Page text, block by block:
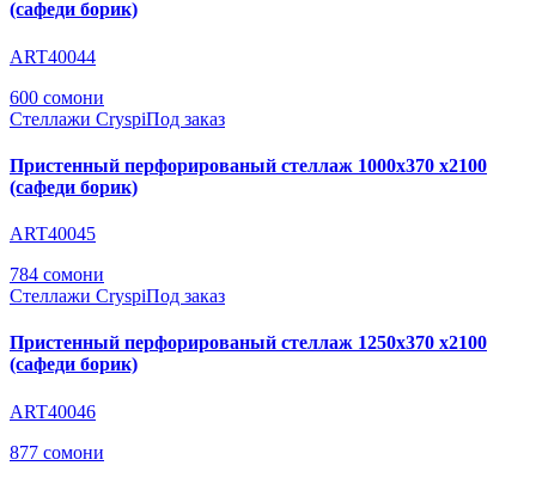
(сафеди борик)
ART40044
600 сомони
Стеллажи CryspiПод заказ
Пристенный перфорированый стеллаж 1000х370 х2100
(сафеди борик)
ART40045
784 сомони
Стеллажи CryspiПод заказ
Пристенный перфорированый стеллаж 1250х370 х2100
(сафеди борик)
ART40046
877 сомони